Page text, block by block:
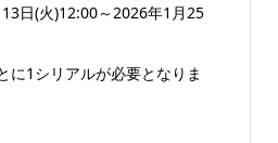
日(火)12:00～2026年1月25
1シリアルが必要となりま